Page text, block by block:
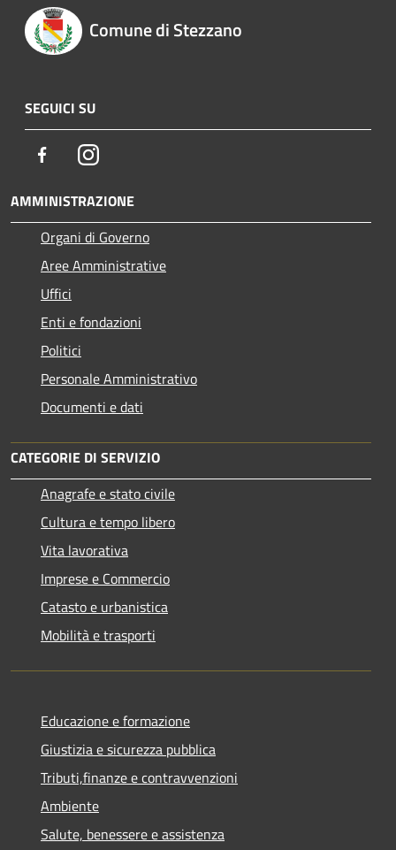
Comune di Stezzano
SEGUICI SU
FacebookInstagram
AMMINISTRAZIONE
Organi di Governo
Aree Amministrative
Uffici
Enti e fondazioni
Politici
Personale Amministrativo
Documenti e dati
CATEGORIE DI SERVIZIO
Anagrafe e stato civile
Cultura e tempo libero
Vita lavorativa
Imprese e Commercio
Catasto e urbanistica
Mobilità e trasporti
Educazione e formazione
Giustizia e sicurezza pubblica
Tributi,finanze e contravvenzioni
Ambiente
Salute, benessere e assistenza